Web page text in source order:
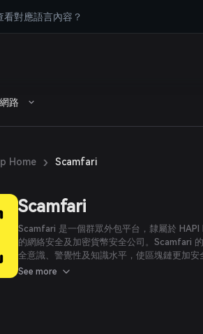
看對應語言內容？
路
Home › Scamfari
Scamfari
Scamfari 是一個群眾外包平台，隸屬於
的網絡安全及加密貨幣安全公司。Scamfari
全意識、警覺性及知識水平，使區塊鏈更加安
世界中潛在的詐騙風險。
See more